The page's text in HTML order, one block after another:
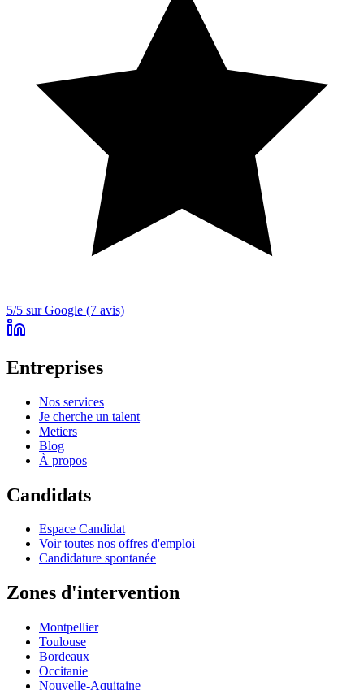
5/5 sur Google (7 avis)
Entreprises
Nos services
Je cherche un talent
Metiers
Blog
À propos
Candidats
Espace Candidat
Voir toutes nos offres d'emploi
Candidature spontanée
Zones d'intervention
Montpellier
Toulouse
Bordeaux
Occitanie
Nouvelle-Aquitaine